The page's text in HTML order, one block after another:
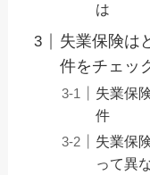
は
失業保険は
件をチェッ
失業保
件
失業保
って異